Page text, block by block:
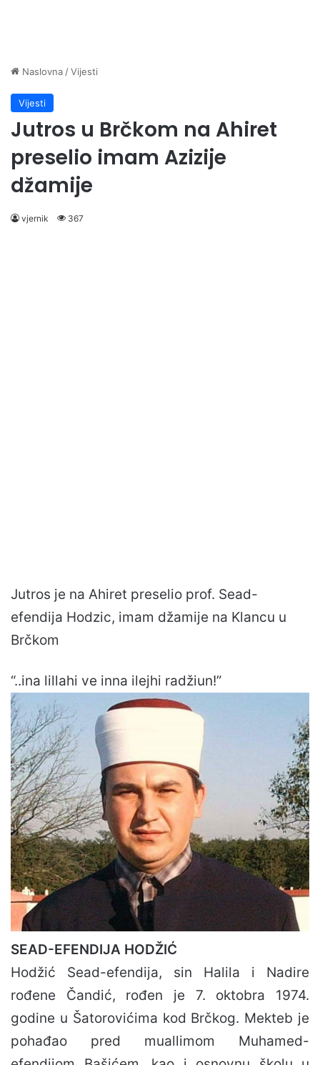
Naslovna /Vijesti
Vijesti
Jutros u Brčkom na Ahiret
preselio imam Azizije
džamije
vjernik 367
Jutros je na Ahiret preselio prof. Sead-
efendija Hodzic, imam džamije na Klancu u
Brčkom
“..ina lillahi ve inna ilejhi radžiun!”
SEAD-EFENDIJA HODŽIĆ
Hodžić Sead-efendija, sin Halila i Nadire
rođene Čandić, rođen je 7. oktobra 1974.
godine u Šatorovićima kod Brčkog. Mekteb je
pohađao pred muallimom Muhamed-